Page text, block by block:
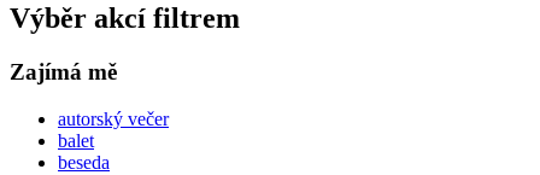
Výběr akcí filtrem
Zajímá mě
autorský večer
balet
beseda